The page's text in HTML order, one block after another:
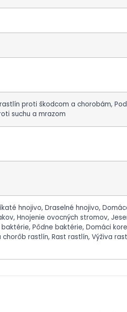
proti škodcom a chorobám,
suchu a mrazom
hnojivo, Draselné hnojivo,
Hnojenie ovocných stromov,
Pôdne baktérie, Domáci
rastlín, Rast rastlín, Výživa